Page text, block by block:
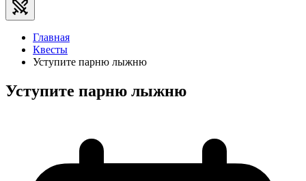
Главная
Квесты
Уступите парню лыжню
Уступите парню лыжню